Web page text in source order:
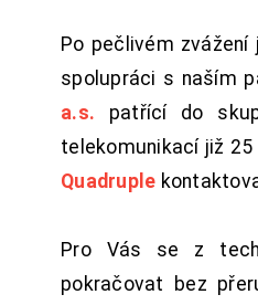
Po pečlivém
spolupráci s naším
a.s. patřící do
telekomunikací již
Quadruple
Pro Vás se z
pokračovat bez